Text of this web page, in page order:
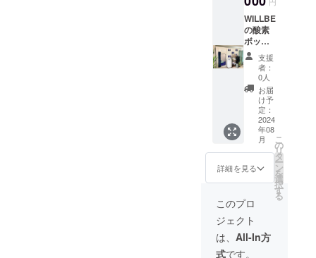
は ・酸
素ボッ
クスは
高気圧
状態を
作り上
げるこ
とに
よっ
て、酸
素が身
体に染
み込み
やすく
なる仕
組みを
た装置
になり
ます！
・酸素
ボック
約をお
願いい
たしま
す。予
約ペー
ジにつ
きまし
ては、
後日詳
細をお
送りい
たしま
す。 有
効期
限：２
０２４
月末日
まで 酸
素ボッ
クスと
は ・酸
にて掲
載いた
だける
オフィ
シャル
パート
ナー
パート
ナー 様
を募集
いたし
ます！
WILLBE
THROW
CLUB
での活
は、全
国どこ
でも着
用いた
しま
WILLBE
の酸素
ボック
ス２年
間フ
リーパ
ス ・年
間利用
券を１
年ごと
に発行
・郵送
にてお
届けい
たしま
高気圧
酸素
ボック
スのご
利用券
支援
者：
0人
お届
け予
定：
2024
年08
月
詳細を見る
こ
の
リ
タ
ー
ン
を
選
択
す
る
このプロ
ジェクト
は、 All-In方
式です。